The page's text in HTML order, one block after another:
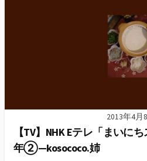
2013年4月
【TV】NHK Eテレ「まいに
年②—kosococo.姉